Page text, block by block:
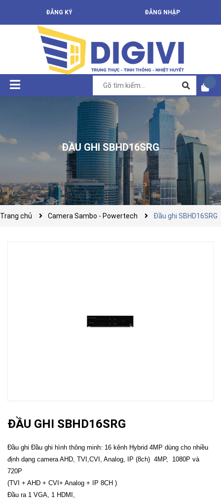
ĐĂNG KÝ ĐĂNG NHẬP
ĐẦU GHI SBHD16SRG
Trang chủ Camera Sambo - Powertech Đầu ghi SBHD16SRG
ĐẦU GHI SBHD16SRG
Đầu ghi Đầu ghi hình thông minh: 16 kênh Hybrid 4MP dùng cho nhiều
định dạng camera AHD, TVI,CVI, Analog, IP (8ch) 4MP, 1080P và
720P
(TVI + AHD + CVI+ Analog + IP 8CH )
Đầu ra 1 VGA, 1 HDMI,